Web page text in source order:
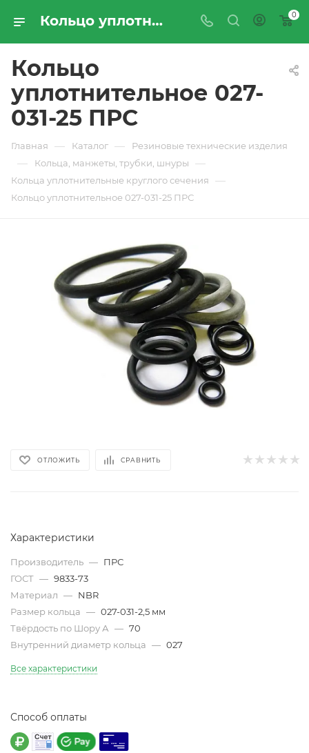
Кольцо уплотнительное 027-031-25 ПРС - купить по цене производителя с доставкой по Москве и России | ПРОМРЕСУРССЕРВИС 0
Кольцо
уплотнительное 027-
031-25 ПРС
Главная — Каталог — Резиновые технические изделия
— Кольца, манжеты, трубки, шнуры —
Кольца уплотнительные круглого сечения —
Кольцо уплотнительное 027-031-25 ПРС
ОТЛОЖИТЬ СРАВНИТЬ
Характеристики
Производитель — ПРС
ГОСТ — 9833-73
Материал — NBR
Размер кольца — 027-031-2,5 мм
Твёрдость по Шору А — 70
Внутренний диаметр кольца — 027
Все характеристики
Способ оплаты